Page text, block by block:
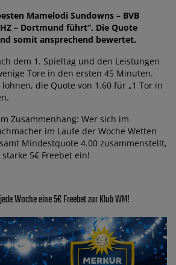
Mamelodi Sundowns – BVB
– Dortmund führt“. Die Quote
somit ansprechend bewertet.
dem 1. Spieltag und den Leistungen
Tore in den ersten 45 Minuten.
die Quote von 1.60 für „1 Tor in
Zusammenhang: Wer sich im
im Laufe der Woche Wetten
Mindestquote 4.00 zusammenstellt,
5€ Freebet ein!
Woche eine 5€ Freebet zur Klub WM!